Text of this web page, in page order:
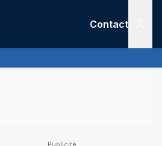
Contact